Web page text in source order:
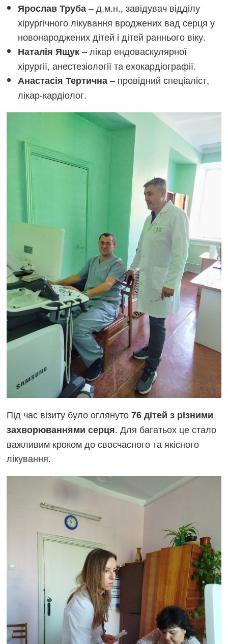
Ярослав Труба– д.м.н., завідувач відділу
хірургічного лікування вроджених вад серця у
новонароджених дітей і дітей раннього віку.
Наталія Ящук– лікар ендоваскулярної
хірургії, анестезіології та ехокардіографії.
Анастасія Тертична– провідний спеціаліст,
лікар-кардіолог.
Під час візиту було оглянуто76 дітей з різними
захворюваннями серця. Для багатьох це стало
важливим кроком до своєчасного та якісного
лікування.